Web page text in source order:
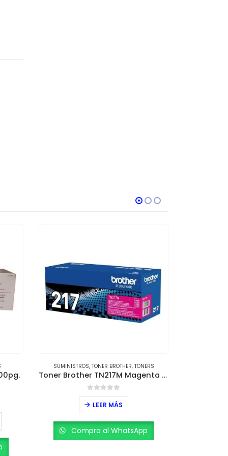
SUMINISTROS, TONER BROTHER, TONERS
Toner Brother TN217M Magenta – Rendimiento de 2,300 páginas
0out of 5
LEER MÁS
Compra al WhatsApp